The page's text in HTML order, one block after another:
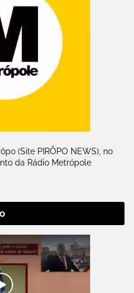
(Site PIRÔPO NEWS), no
da Rádio Metrópole